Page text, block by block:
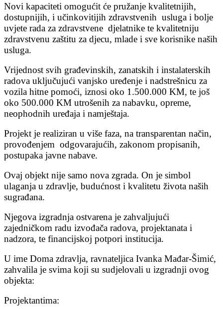
Novi kapaciteti omogućit će pružanje kvalitetnijih,
dostupnijih, i učinkovitijih zdravstvenih usluga i bolje
uvjete rada za zdravstvene djelatnike te kvalitetniju
zdravstvenu zaštitu za djecu, mlade i sve korisnike naših
usluga.
Vrijednost svih građevinskih, zanatskih i instalaterskih
radova uključujući vanjsko uređenje i nadstrešnicu za
vozila hitne pomoći, iznosi oko 1.500.000 KM, te još
oko 500.000 KM utrošenih za nabavku, opreme,
neophodnih uređaja i namještaja.
Projekt je realiziran u više faza, na transparentan način,
provođenjem odgovarajućih, zakonom propisanih,
postupaka javne nabave.
Ovaj objekt nije samo nova zgrada. On je simbol
ulaganja u zdravlje, budućnost i kvalitetu života naših
sugrađana.
Njegova izgradnja ostvarena je zahvaljujući
zajedničkom radu izvođača radova, projektanata i
nadzora, te financijskoj potpori institucija.
U ime Doma zdravlja, ravnateljica Ivanka Mađar-Šimić,
zahvalila je svima koji su sudjelovali u izgradnji ovog
objekta:
Projektantima: